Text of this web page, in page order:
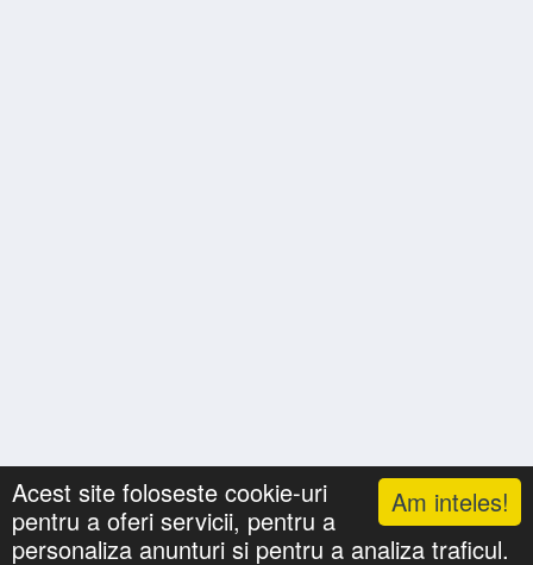
Am inteles!
Acest site foloseste cookie-uri
pentru a oferi servicii, pentru a
personaliza anunturi si pentru a analiza traficul.
Lista cu nume Căutari
Zile Onomastice
Confidentialitate Gif-uri Animate